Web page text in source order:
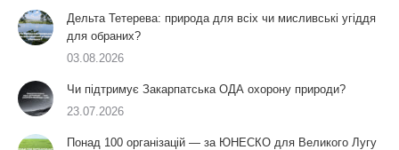
Дельта Тетерева: природа для всіх чи мисливські угіддя
для обраних?
03.08.2026
Чи підтримує Закарпатська ОДА охорону природи?
23.07.2026
Понад 100 організацій — за ЮНЕСКО для Великого Лугу